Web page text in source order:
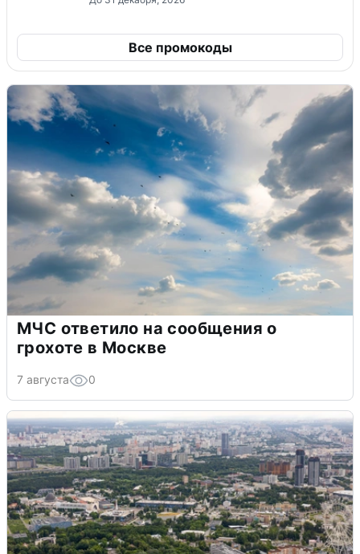
Все промокоды
МЧС ответило на сообщения о
грохоте в Москве
7 августа 0